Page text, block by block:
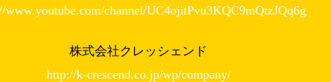
www.youtube.com/channel/UC4ojitPvu3KQC9mQtzJQq6g
株式会社クレッシェンド
http://k-crescend.co.jp/wp/company/